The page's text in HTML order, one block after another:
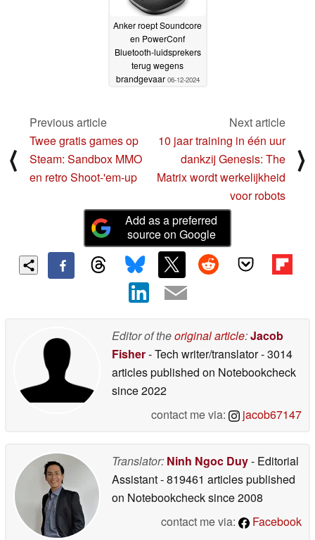
Anker roept Soundcore
en PowerConf
Bluetooth-luidsprekers
terug wegens
brandgevaar 06-12-2024
⟨
Previous article
Twee gratis games op
Steam: Sandbox MMO
en retro Shoot-'em-up
Next article
10 jaar training in één uur
dankzij Genesis: The
Matrix wordt werkelijkheid
voor robots
⟩
Add as a preferred
source on Google
Editor of theoriginal article:Jacob
Fisher- Tech writer/translator- 3014
articles published on Notebookcheck
since 2022
contact me via:
jacob67147
Translator: Ninh Ngoc Duy- Editorial
Assistant- 819461 articles published
on Notebookchecksince 2008
contact me via:
Facebook